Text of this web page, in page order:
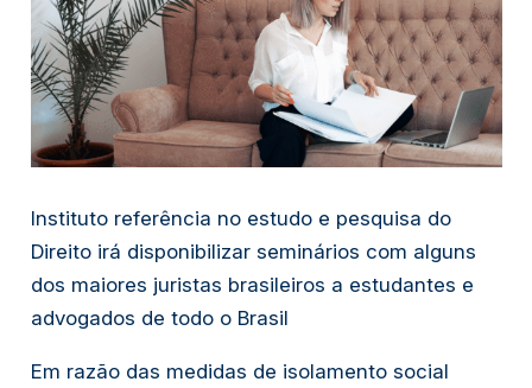
Instituto referência no estudo e pesquisa do
Direito irá disponibilizar seminários com alguns
dos maiores juristas brasileiros a estudantes e
advogados de todo o Brasil
Em razão das medidas de isolamento social